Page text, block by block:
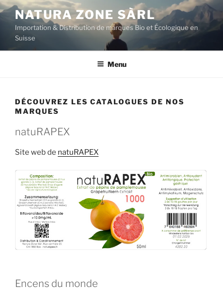
Aller
contenu
principal
NATURA ZONE SÀRL
Importation & Distribution de marques Bio et Écologique en
Suisse
Menu
DÉCOUVREZ LES CATALOGUES DE NOS
MARQUES
natuRAPEX
Site web de natuRAPEX
Encens du monde